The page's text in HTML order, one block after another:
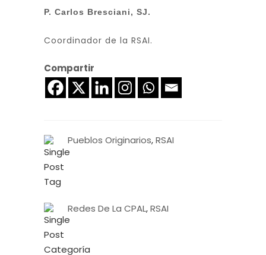
P. Carlos Bresciani, SJ.
Coordinador de la RSAI.
Compartir
Pueblos Originarios,RSAI
Redes De La CPAL,RSAI